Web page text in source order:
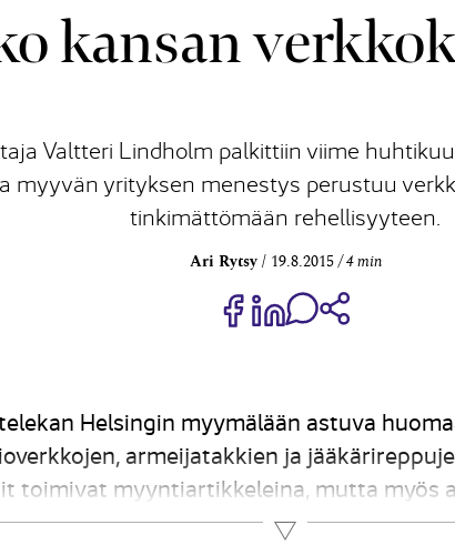
kansan
Valtteri Lindholm palkittiin viime
myyvän yrityksen menestys perustuu
tinkimättömään rehellisyyteen.
Ari Rytsy 19.8.2015 4 min
Jaa Share on Facebook
Jaa Share on LinkedIn
Jaa WhatsApp-
Helsingin myymälään astuva
armeijatakkien ja
toimivat myyntiartikkeleina, mutta myös
vuonna 2003 perustaman yrityksen
Lue lisää